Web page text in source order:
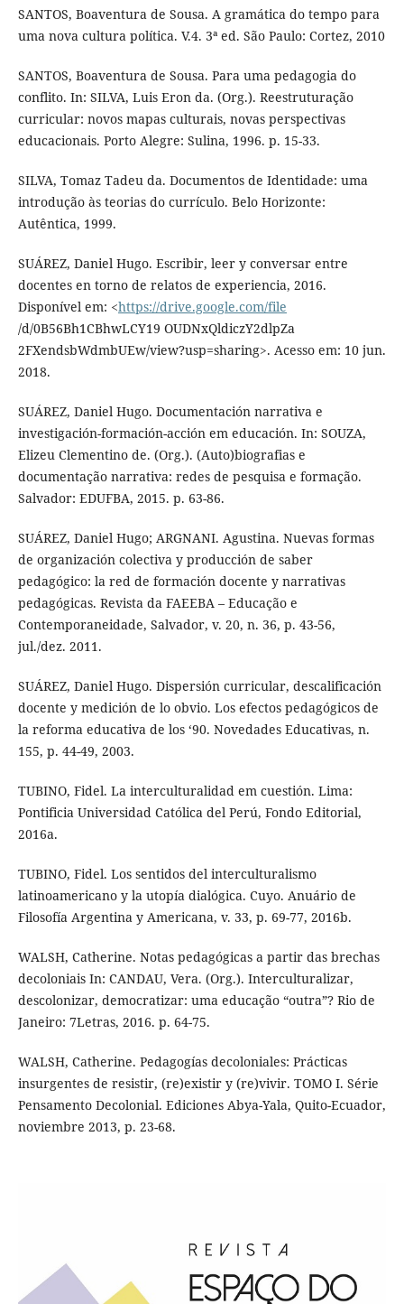
SANTOS, Boaventura de Sousa. A gramática do tempo para
uma nova cultura política. V.4. 3ª ed. São Paulo: Cortez, 2010
SANTOS, Boaventura de Sousa. Para uma pedagogia do
conflito. In: SILVA, Luis Eron da. (Org.). Reestruturação
curricular: novos mapas culturais, novas perspectivas
educacionais. Porto Alegre: Sulina, 1996. p. 15-33.
SILVA, Tomaz Tadeu da. Documentos de Identidade: uma
introdução às teorias do currículo. Belo Horizonte:
Autêntica, 1999.
SUÁREZ, Daniel Hugo. Escribir, leer y conversar entre
docentes en torno de relatos de experiencia, 2016.
Disponível em: <https://drive.google.com/file
/d/0B56Bh1CBhwLCY19 OUDNxQldiczY2dlpZa
2FXendsbWdmbUEw/view?usp=sharing>. Acesso em: 10 jun.
2018.
SUÁREZ, Daniel Hugo. Documentación narrativa e
investigación-formación-acción em educación. In: SOUZA,
Elizeu Clementino de. (Org.). (Auto)biografias e
documentação narrativa: redes de pesquisa e formação.
Salvador: EDUFBA, 2015. p. 63-86.
SUÁREZ, Daniel Hugo; ARGNANI. Agustina. Nuevas formas
de organización colectiva y producción de saber
pedagógico: la red de formación docente y narrativas
pedagógicas. Revista da FAEEBA – Educação e
Contemporaneidade, Salvador, v. 20, n. 36, p. 43-56,
jul./dez. 2011.
SUÁREZ, Daniel Hugo. Dispersión curricular, descalificación
docente y medición de lo obvio. Los efectos pedagógicos de
la reforma educativa de los ‘90. Novedades Educativas, n.
155, p. 44-49, 2003.
TUBINO, Fidel. La interculturalidad em cuestión. Lima:
Pontificia Universidad Católica del Perú, Fondo Editorial,
2016a.
TUBINO, Fidel. Los sentidos del interculturalismo
latinoamericano y la utopía dialógica. Cuyo. Anuário de
Filosofía Argentina y Americana, v. 33, p. 69-77, 2016b.
WALSH, Catherine. Notas pedagógicas a partir das brechas
decoloniais In: CANDAU, Vera. (Org.). Interculturalizar,
descolonizar, democratizar: uma educação “outra”? Rio de
Janeiro: 7Letras, 2016. p. 64-75.
WALSH, Catherine. Pedagogías decoloniales: Prácticas
insurgentes de resistir, (re)existir y (re)vivir. TOMO I. Série
Pensamento Decolonial. Ediciones Abya-Yala, Quito-Ecuador,
noviembre 2013, p. 23-68.